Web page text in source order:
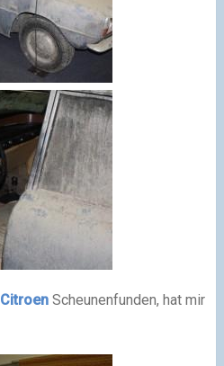
CitroenScheunenfunden, hat mir